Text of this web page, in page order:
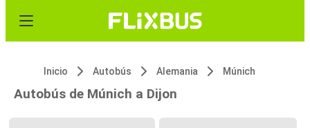
Inicio Autobús Alemania Múnich
Autobús de Múnich a Dijon